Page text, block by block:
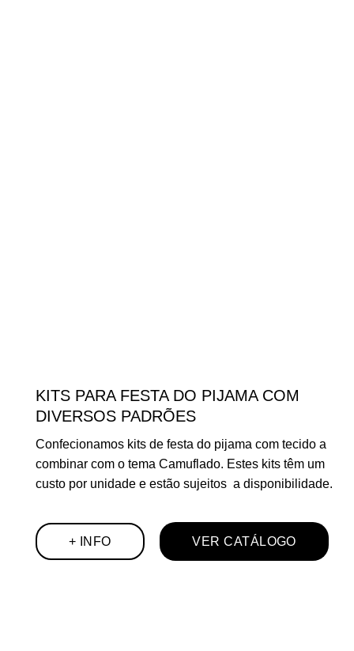
KITS PARA FESTA DO PIJAMA COM
DIVERSOS PADRÕES
Confecionamos kits de festa do pijama com tecido a
combinar com o tema Camuflado. Estes kits têm um
custo por unidade e estão sujeitos a disponibilidade.
+ INFO VER CATÁLOGO